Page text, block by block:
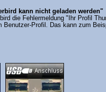
kann nicht geladen werden"
die Fehlermeldung "Ihr Profil
Benutzer-Profil. Das kann zum